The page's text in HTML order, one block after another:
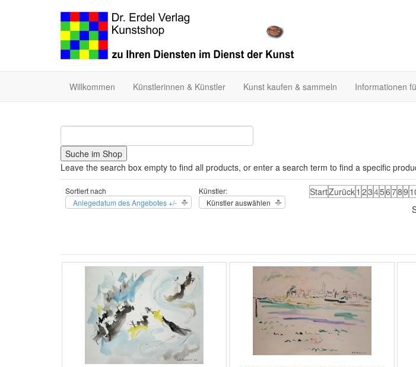
Willkommen Künstlerinnen & Künstler Kunst kaufen & sammeln Informationen
Leave the search box empty to find all products, or enter a search term to find a specific
Sortiert nach
Anlegedatum des Angebotes +/-
Künstler:
Künstler auswählen
StartZurück1 23456789